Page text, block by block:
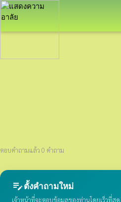
ตอบคำถามแล้ว 0 คำถาม
edit_noteตั้งคำถามใหม่
เจ้าหน้าที่จะตอบข้อมูลของท่านโดยเร็วที่สุด